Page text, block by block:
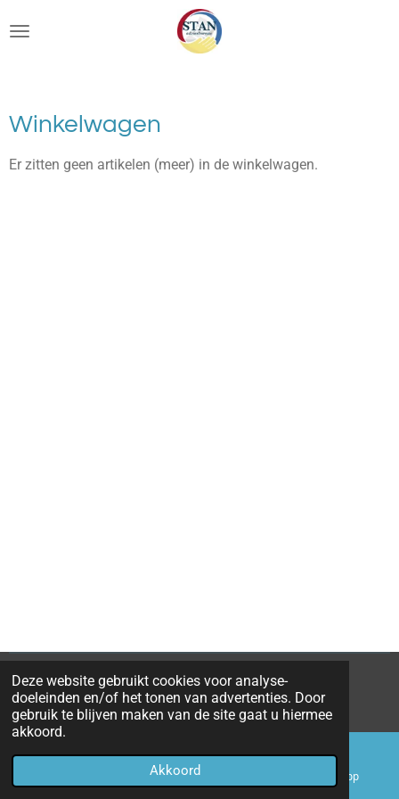
Deze website gebruikt cookies voor analyse-
doeleinden en/of het tonen van advertenties. Door
gebruik te blijven maken van de site gaat u hiermee
akkoord.
Akkoord
direct
Winkelwagen
Er zitten geen artikelen (meer) in de winkelwagen.
© 2019 - 2026 STAN FINANCIEEL ADVIESBUREAU
Powered byJouwWeb
Telefoonnummer WhatsApp